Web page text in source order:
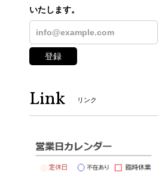
いたします。
登録
Link リンク